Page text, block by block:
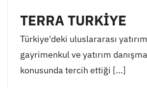
TERRA TURKİYE
Türkiye'deki uluslararası
gayrimenkul ve yatırım
konusunda tercih ettiği [...]